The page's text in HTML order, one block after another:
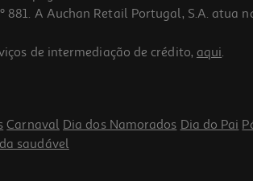
881. A Auchan Retail Portugal, S.A.
de intermediação de crédito, aqui.
Carnaval Dia dos Namorados Dia do Pai
saudável